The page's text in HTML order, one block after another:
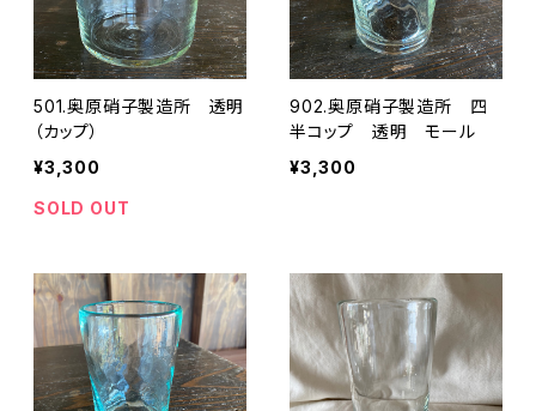
501.奥原硝子製造所 透明
（カップ）
¥3,300
SOLD OUT
902.奥原硝子製造所 四
半コップ 透明 モール
¥3,300